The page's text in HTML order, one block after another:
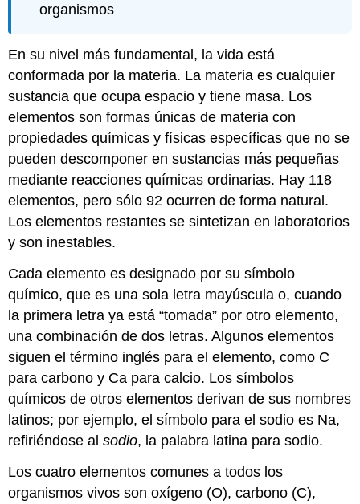
organismos
En su nivel más fundamental, la vida está
conformada por la materia. La materia es cualquier
sustancia que ocupa espacio y tiene masa. Los
elementos son formas únicas de materia con
propiedades químicas y físicas específicas que no se
pueden descomponer en sustancias más pequeñas
mediante reacciones químicas ordinarias. Hay 118
elementos, pero sólo 92 ocurren de forma natural.
Los elementos restantes se sintetizan en laboratorios
y son inestables.
Cada elemento es designado por su símbolo
químico, que es una sola letra mayúscula o, cuando
la primera letra ya está “tomada” por otro elemento,
una combinación de dos letras. Algunos elementos
siguen el término inglés para el elemento, como C
para carbono y Ca para calcio. Los símbolos
químicos de otros elementos derivan de sus nombres
latinos; por ejemplo, el símbolo para el sodio es Na,
refiriéndose alsodio, la palabra latina para sodio.
Los cuatro elementos comunes a todos los
organismos vivos son oxígeno (O), carbono (C),